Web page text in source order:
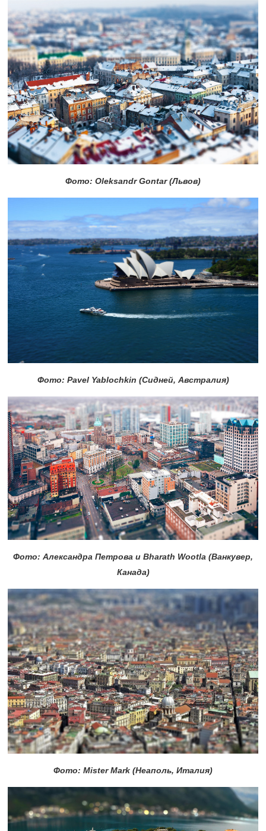
Фото: Oleksandr Gontar (Львов)
Фото: Pavel Yablochkin (Сидней, Австралия)
Фото: Александра Петрова и Bharath Wootla (Ванкувер,
Канада)
Фото: Mister Mark (Неаполь, Италия)